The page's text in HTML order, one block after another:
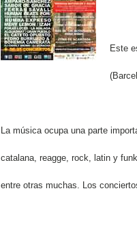
Este
La música ocupa una parte
catalana, reagge, rock, latin y
entre otras muchas. Los